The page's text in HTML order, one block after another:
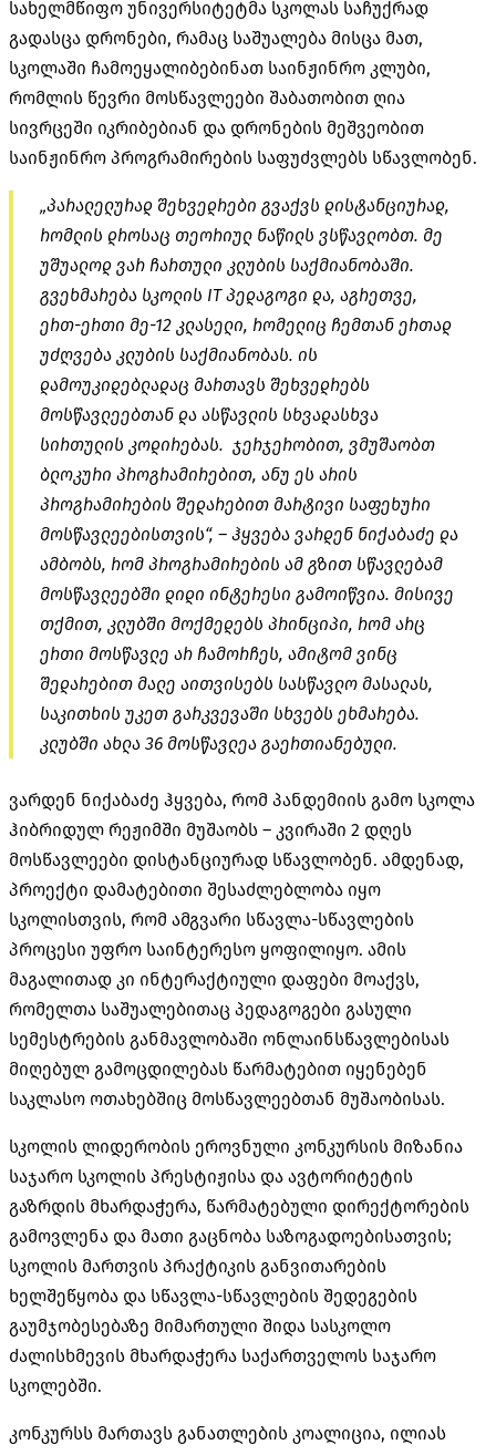
სახელმწიფო უნივერსიტეტმა სკოლას საჩუქრად
გადასცა დრონები, რამაც საშუალება მისცა მათ,
სკოლაში ჩამოეყალიბებინათ საინჟინრო კლუბი,
რომლის წევრი მოსწავლეები შაბათობით ღია
სივრცეში იკრიბებიან და დრონების მეშვეობით
საინჟინრო პროგრამირების საფუძვლებს სწავლობენ.
„პარალელურად შეხვედრები გვაქვს დისტანციურად,
რომლის დროსაც თეორიულ ნაწილს ვსწავლობთ. მე
უშუალოდ ვარ ჩართული კლუბის საქმიანობაში.
გვეხმარება სკოლის IT პედაგოგი და, აგრეთვე,
ერთ-ერთი მე-12 კლასელი, რომელიც ჩემთან ერთად
უძღვება კლუბის საქმიანობას. ის
დამოუკიდებლადაც მართავს შეხვედრებს
მოსწავლეებთან და ასწავლის სხვადასხვა
სირთულის კოდირებას. ჯერჯერობით, ვმუშაობთ
ბლოკური პროგრამირებით, ანუ ეს არის
პროგრამირების შედარებით მარტივი საფეხური
მოსწავლეებისთვის“, – ჰყვება ვარდენ ნიქაბაძე და
ამბობს, რომ პროგრამირების ამ გზით სწავლებამ
მოსწავლეებში დიდი ინტერესი გამოიწვია. მისივე
თქმით, კლუბში მოქმედებს პრინციპი, რომ არც
ერთი მოსწავლე არ ჩამორჩეს, ამიტომ ვინც
შედარებით მალე აითვისებს სასწავლო მასალას,
საკითხის უკეთ გარკვევაში სხვებს ეხმარება.
კლუბში ახლა 36 მოსწავლეა გაერთიანებული.
ვარდენ ნიქაბაძე ჰყვება, რომ პანდემიის გამო სკოლა
ჰიბრიდულ რეჟიმში მუშაობს – კვირაში 2 დღეს
მოსწავლეები დისტანციურად სწავლობენ. ამდენად,
პროექტი დამატებითი შესაძლებლობა იყო
სკოლისთვის, რომ ამგვარი სწავლა-სწავლების
პროცესი უფრო საინტერესო ყოფილიყო. ამის
მაგალითად კი ინტერაქტიული დაფები მოაქვს,
რომელთა საშუალებითაც პედაგოგები გასული
სემესტრების განმავლობაში ონლაინსწავლებისას
მიღებულ გამოცდილებას წარმატებით იყენებენ
საკლასო ოთახებშიც მოსწავლეებთან მუშაობისას.
სკოლის ლიდერობის ეროვნული კონკურსის მიზანია
საჯარო სკოლის პრესტიჟისა და ავტორიტეტის
გაზრდის მხარდაჭერა, წარმატებული დირექტორების
გამოვლენა და მათი გაცნობა საზოგადოებისათვის;
სკოლის მართვის პრაქტიკის განვითარების
ხელშეწყობა და სწავლა-სწავლების შედეგების
გაუმჯობესებაზე მიმართული შიდა სასკოლო
ძალისხმევის მხარდაჭერა საქართველოს საჯარო
სკოლებში.
კონკურსს მართავს განათლების კოალიცია, ილიას